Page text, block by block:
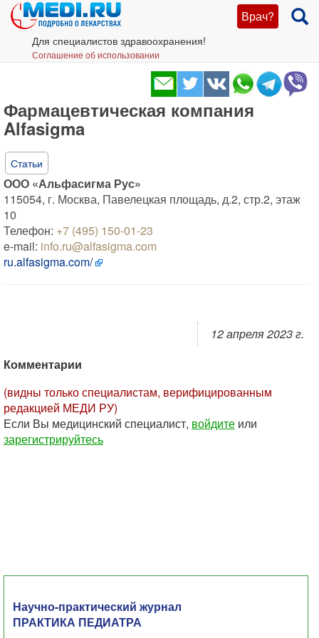
Врач?
Для специалистов здравоохранения!
Соглашение об использовании
Фармацевтическая компания
Alfasigma
Статьи
ООО «Альфасигма Рус»
115054, г. Москва, Павелецкая площадь, д.2, стр.2, этаж
10
Телефон: +7 (495) 150-01-23
e-mail: info.ru@alfasigma.com
ru.alfasigma.com/
12 апреля 2023 г.
Комментарии
(видны только специалистам, верифицированным
редакцией МЕДИ РУ)
Если Вы медицинский специалист, войдите или
зарегистрируйтесь
Научно-практический журнал
ПРАКТИКА ПЕДИАТРА